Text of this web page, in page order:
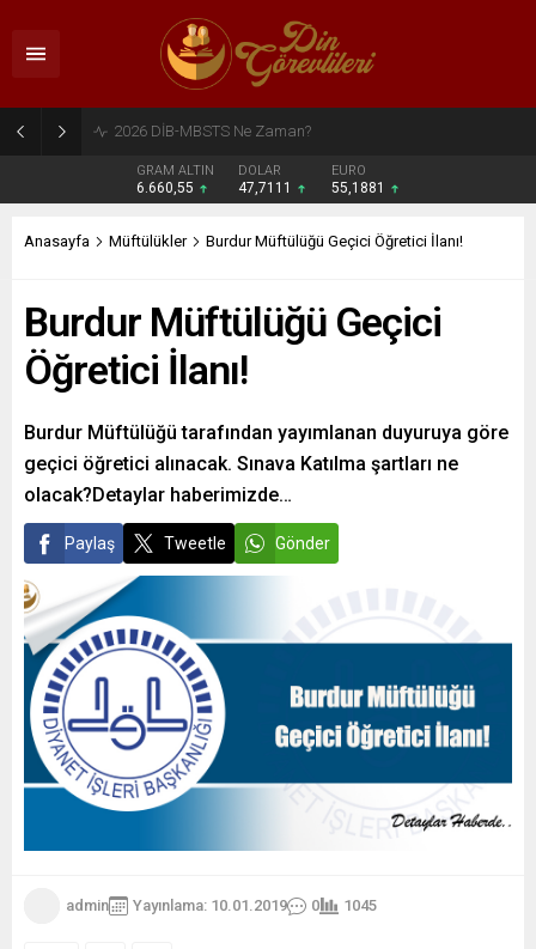
2026 DİB-MBSTS Ne Zaman?
GRAM ALTIN
6.660,55
DOLAR
47,7111
EURO
55,1881
Anasayfa Müftülükler Burdur Müftülüğü Geçici Öğretici İlanı!
Burdur Müftülüğü Geçici
Öğretici İlanı!
Burdur Müftülüğü tarafından yayımlanan duyuruya göre
geçici öğretici alınacak. Sınava Katılma şartları ne
olacak?Detaylar haberimizde…
Paylaş Tweetle Gönder
admin Yayınlama: 10.01.2019 0 1045